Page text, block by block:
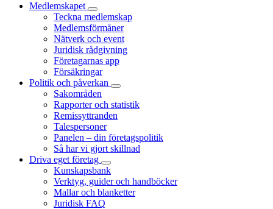
Medlemskapet
Teckna medlemskap
Medlemsförmåner
Nätverk och event
Juridisk rådgivning
Företagarnas app
Försäkringar
Politik och påverkan
Sakområden
Rapporter och statistik
Remissyttranden
Talespersoner
Panelen – din företagspolitik
Så har vi gjort skillnad
Driva eget företag
Kunskapsbank
Verktyg, guider och handböcker
Mallar och blanketter
Juridisk FAQ